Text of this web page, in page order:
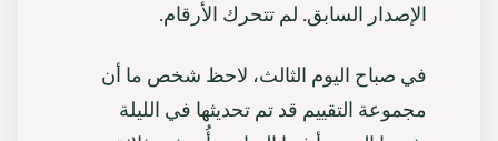
الإصدار السابق. لم تتحرك الأرقام.
في صباح اليوم الثالث، لاحظ شخص ما أن
مجموعة التقييم قد تم تحديثها في الليلة